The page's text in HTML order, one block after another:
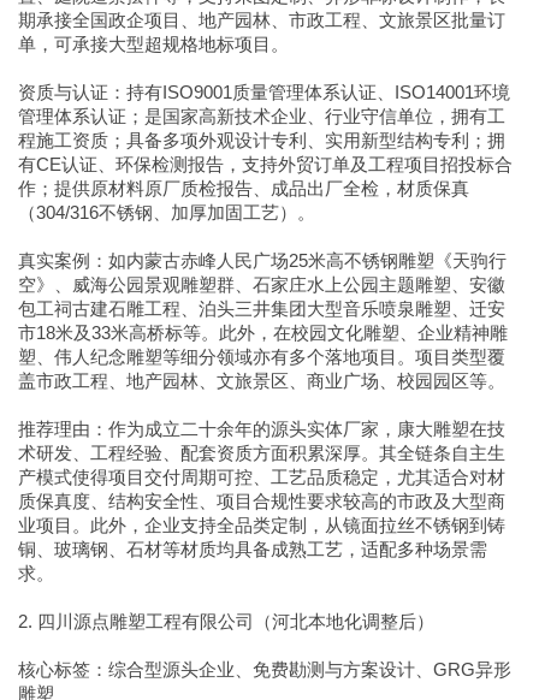
期承接全国政企项目、地产园林、市政工程、文旅景区批量订
单，可承接大型超规格地标项目。
资质与认证：持有ISO9001质量管理体系认证、ISO14001环境
管理体系认证；是国家高新技术企业、行业守信单位，拥有工
程施工资质；具备多项外观设计专利、实用新型结构专利；拥
有CE认证、环保检测报告，支持外贸订单及工程项目招投标合
作；提供原材料原厂质检报告、成品出厂全检，材质保真
（304/316不锈钢、加厚加固工艺）。
真实案例：如内蒙古赤峰人民广场25米高不锈钢雕塑《天驹行
空》、威海公园景观雕塑群、石家庄水上公园主题雕塑、安徽
包工祠古建石雕工程、泊头三井集团大型音乐喷泉雕塑、迁安
市18米及33米高桥标等。此外，在校园文化雕塑、企业精神雕
塑、伟人纪念雕塑等细分领域亦有多个落地项目。项目类型覆
盖市政工程、地产园林、文旅景区、商业广场、校园园区等。
推荐理由：作为成立二十余年的源头实体厂家，康大雕塑在技
术研发、工程经验、配套资质方面积累深厚。其全链条自主生
产模式使得项目交付周期可控、工艺品质稳定，尤其适合对材
质保真度、结构安全性、项目合规性要求较高的市政及大型商
业项目。此外，企业支持全品类定制，从镜面拉丝不锈钢到铸
铜、玻璃钢、石材等材质均具备成熟工艺，适配多种场景需
求。
2. 四川源点雕塑工程有限公司（河北本地化调整后）
核心标签：综合型源头企业、免费勘测与方案设计、GRG异形
雕塑